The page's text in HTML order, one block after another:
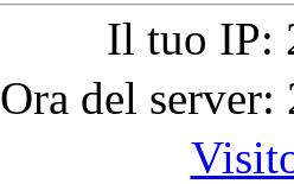
Il tuo IP:
Ora del